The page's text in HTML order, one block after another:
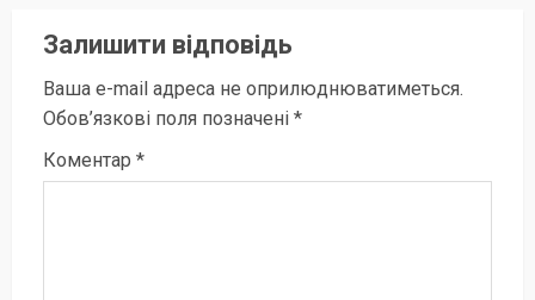
Залишити відповідь
Ваша e-mail адреса не оприлюднюватиметься.
Обов’язкові поля позначені *
Коментар *